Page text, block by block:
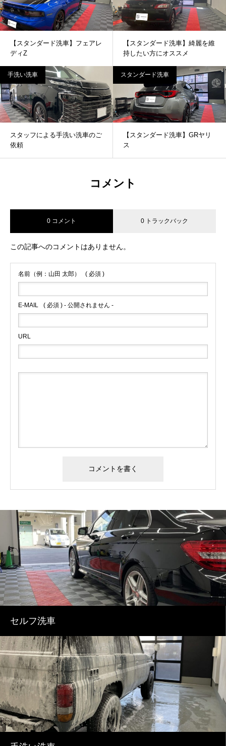
【スタンダード洗車】フェアレ
ディZ
【スタンダード洗車】綺麗を維
持したい方にオススメ
手洗い洗車
スタッフによる手洗い洗車のご
依頼
スタンダード洗車
【スタンダード洗車】GRヤリ
ス
コメント
0 コメント 0 トラックバック
この記事へのコメントはありません。
名前（例：山田 太郎） ( 必須 )
E-MAIL ( 必須 ) - 公開されません -
URL
セルフ洗車